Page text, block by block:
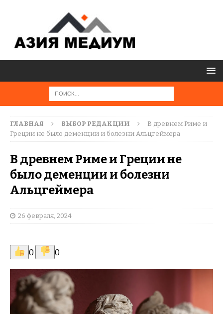
ГЛАВНАЯ ВЫБОР РЕДАКЦИИ
В древнем Риме и
Греции не было деменции и болезни Альцгеймера
В древнем Риме и Греции не
было деменции и болезни
Альцгеймера
26 февраля, 2024
0 0